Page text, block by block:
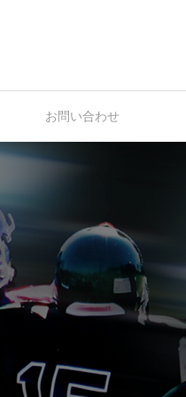
お問い合わせ